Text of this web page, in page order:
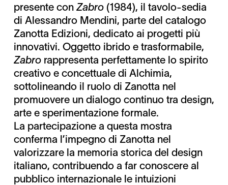
presente conZabro(1984), il tavolo-sedia
di Alessandro Mendini, parte del catalogo
Zanotta Edizioni, dedicato ai progetti più
innovativi. Oggetto ibrido e trasformabile,
Zabro rappresenta perfettamente lo spirito
creativo e concettuale di Alchimia,
sottolineando il ruolo di Zanotta nel
promuovere un dialogo continuo tra design,
arte e sperimentazione formale.
La partecipazione a questa mostra
conferma l’impegno di Zanotta nel
valorizzare la memoria storica del design
italiano, contribuendo a far conoscere al
pubblico internazionale le intuizioni